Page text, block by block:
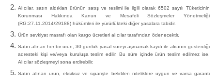
Alıcılar, satın aldıkları ürünün satış ve teslimi ile ilgili olarak 6502 sayılı Tüketicinin
Korunması Hakkında Kanun ve Mesafeli Sözleşmeler Yönetmeliği
(RG:27.11.2014/29188) hükümleri ile yürürlükteki diğer yasalara tabidir.
Ürün sevkiyat masrafı olan kargo ücretleri alıcılar tarafından ödenecektir.
Satın alınan her bir ürün, 30 günlük yasal süreyi aşmamak kaydı ile alıcının gösterdiği
adresteki kişi ve/veya kuruluşa teslim edilir. Bu süre içinde ürün teslim edilmez ise,
Alıcılar sözleşmeyi sona erdirebilir.
Satın alınan ürün, eksiksiz ve siparişte belirtilen niteliklere uygun ve varsa garanti